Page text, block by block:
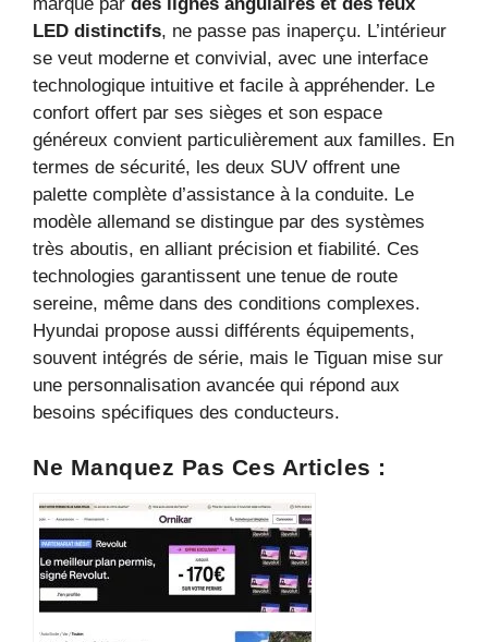
LED distinctifs, ne passe pas inaperçu. L’intérieur
se veut moderne et convivial, avec une interface
technologique intuitive et facile à appréhender. Le
confort offert par ses sièges et son espace
généreux convient particulièrement aux familles. En
termes de sécurité, les deux SUV offrent une
palette complète d’assistance à la conduite. Le
modèle allemand se distingue par des systèmes
très aboutis, en alliant précision et fiabilité. Ces
technologies garantissent une tenue de route
sereine, même dans des conditions complexes.
Hyundai propose aussi différents équipements,
souvent intégrés de série, mais le Tiguan mise sur
une personnalisation avancée qui répond aux
besoins spécifiques des conducteurs.
Ne Manquez Pas Ces Articles :